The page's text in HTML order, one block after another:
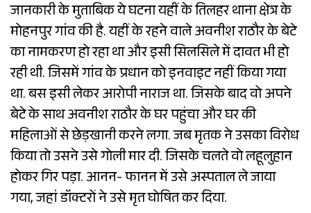
जानकारी के मुताबिक ये घटना यहीं के तिलहर थाना क्षेत्र के
मोहनपुर गांव की है. यहीं के रहने वाले अवनीश राठौर के बेटे
का नामकरण हो रहा था और इसी सिलसिले में दावत भी हो
रही थी. जिसमें गांव के प्रधान को इनवाइट नहीं किया गया
था. बस इसी लेकर आरोपी नाराज था. जिसके बाद वो अपने
बेटे के साथ अवनीश राठौर के घर पहुंचा और घर की
महिलाओं से छेड़खानी करने लगा. जब मृतक ने उसका विरोध
किया तो उसने उसे गोली मार दी. जिसके चलते वो लहूलुहान
होकर गिर पड़ा. आनन- फानन में उसे अस्पताल ले जाया
गया, जहां डॉक्टरों ने उसे मृत घोषित कर दिया.